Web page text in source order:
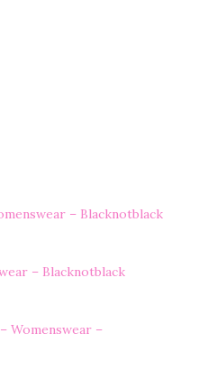
– Blacknotblack
– Blacknotblack
Womenswear –